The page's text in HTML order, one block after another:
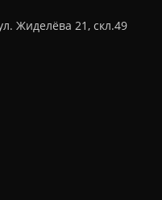
Жиделёва 21, скл.49